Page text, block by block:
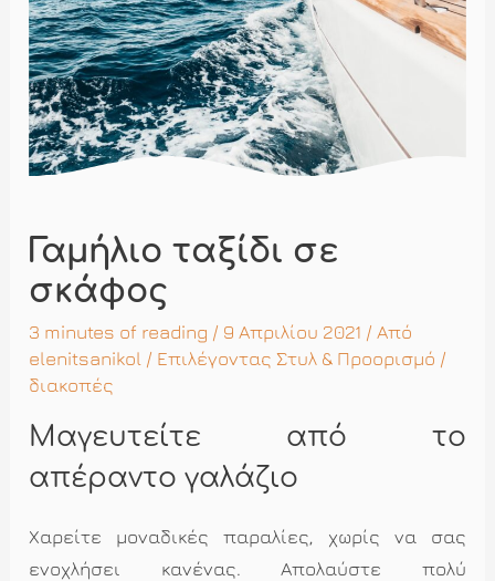
Γαμήλιο ταξίδι σε
σκάφος
3 minutes of reading / 9 Απριλίου 2021 / Από
elenitsanikol / Επιλέγοντας Στυλ & Προορισμό /
διακοπές
Μαγευτείτε από το
απέραντο γαλάζιο
Χαρείτε μοναδικές παραλίες, χωρίς να σας
ενοχλήσει κανένας. Απολαύστε πολύ